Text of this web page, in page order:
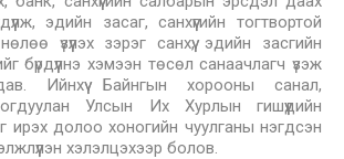
эдийн засаг, санхүүгийн тогтвортой
үзүүлэх зэрэг санхүү, эдийн засгийн
бүрдүүлнэ хэмээн төсөл санаачлагч үзэж
Ийнхүү Байнгын хорооны санал,
Улсын Их Хурлын гишүүдийн
ирэх долоо хоногийн чуулганы нэгдсэн
хэлэлцэхээр болов.